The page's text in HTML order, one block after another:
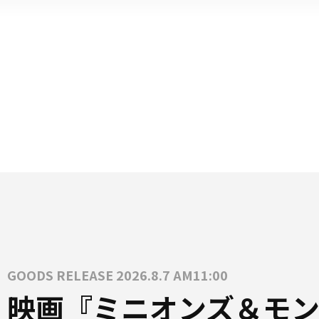
GOODS RELEASE 2026.8.7 AM11:00
映画『ミニオンズ＆モン